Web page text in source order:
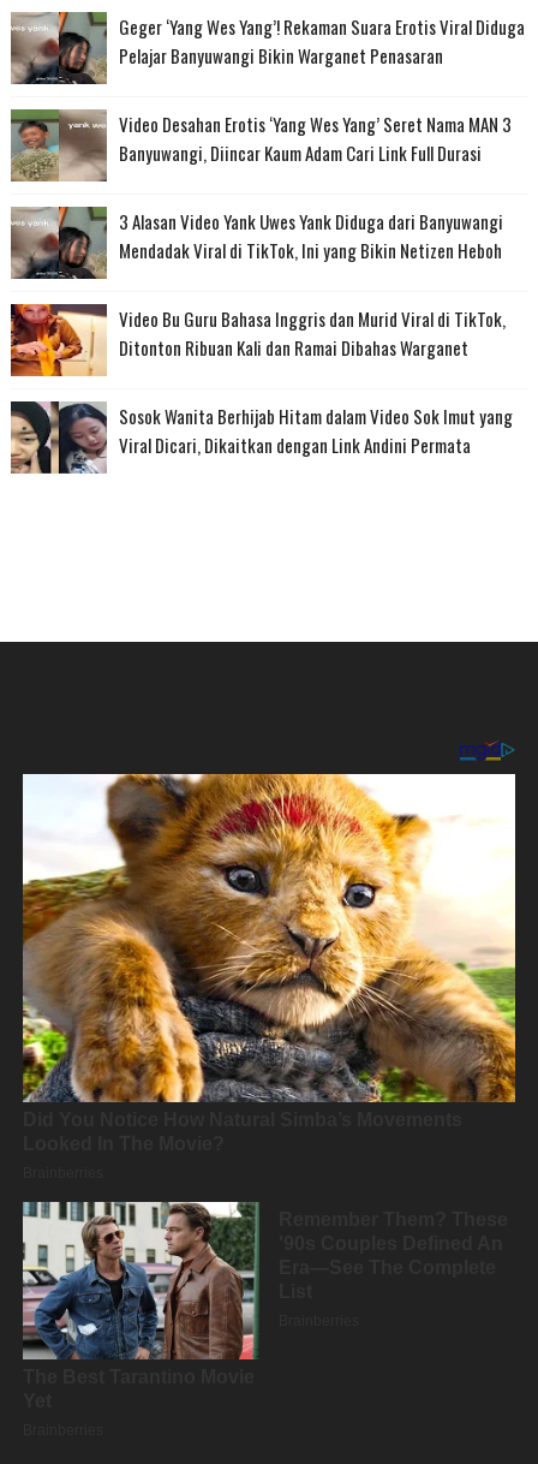
Geger ‘Yang Wes Yang’! Rekaman Suara Erotis Viral Diduga
Pelajar Banyuwangi Bikin Warganet Penasaran
Video Desahan Erotis ‘Yang Wes Yang’ Seret Nama MAN 3
Banyuwangi, Diincar Kaum Adam Cari Link Full Durasi
3 Alasan Video Yank Uwes Yank Diduga dari Banyuwangi
Mendadak Viral di TikTok, Ini yang Bikin Netizen Heboh
Video Bu Guru Bahasa Inggris dan Murid Viral di TikTok,
Ditonton Ribuan Kali dan Ramai Dibahas Warganet
Sosok Wanita Berhijab Hitam dalam Video Sok Imut yang
Viral Dicari, Dikaitkan dengan Link Andini Permata